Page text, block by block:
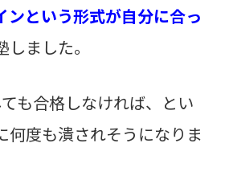
ンという形式が自分に合っ
しました。
も合格しなければ、とい
何度も潰されそうになりま